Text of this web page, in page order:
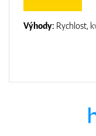
Výhody: Rychlost,